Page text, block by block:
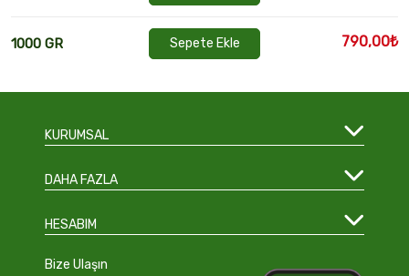
1000 GR Sepete Ekle 790,00₺
KURUMSAL
DAHA FAZLA
HESABIM
Bize Ulaşın